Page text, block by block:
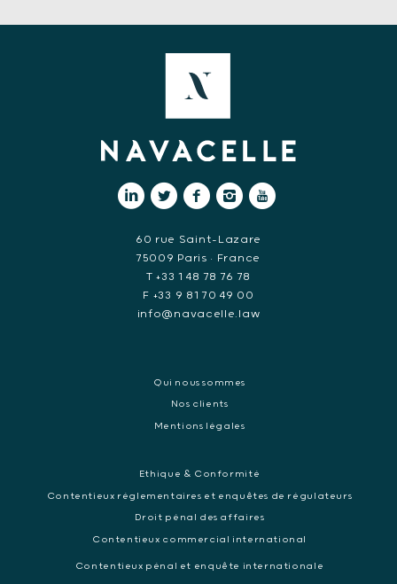
60 rue Saint-Lazare
75009 Paris • France
T +33 1 48 78 76 78
F +33 9 81 70 49 00
info@navacelle.law
Qui nous sommes
Nos clients
Mentions légales
Ethique & Conformité
Contentieux réglementaires et enquêtes de régulateurs
Droit pénal des affaires
Contentieux commercial international
Contentieux pénal et enquête internationale